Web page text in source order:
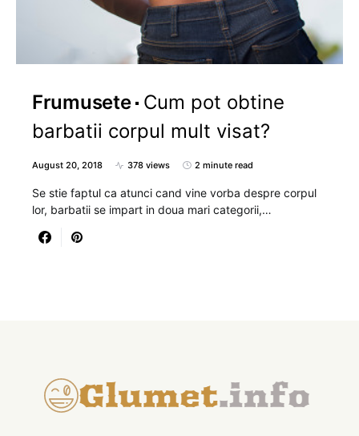
Frumusete Cum pot obtine
barbatii corpul mult visat?
August 20, 2018 378 views 2 minute read
Se stie faptul ca atunci cand vine vorba despre corpul
lor, barbatii se impart in doua mari categorii,…